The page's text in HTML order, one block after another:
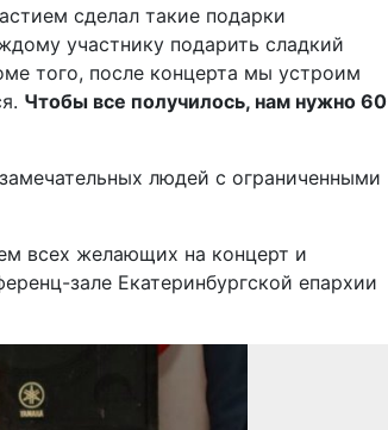
сделал такие подарки
участнику подарить сладкий
того, после концерта мы устроим
Чтобы все получилось, нам нужно 60
людей с ограниченными
всех желающих на концерт и
зале Екатеринбургской епархии